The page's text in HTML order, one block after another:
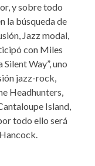
y sobre todo
la búsqueda de
Jazz modal,
con Miles
Silent Way”, uno
jazz-rock,
Headhunters,
Island,
todo ello será